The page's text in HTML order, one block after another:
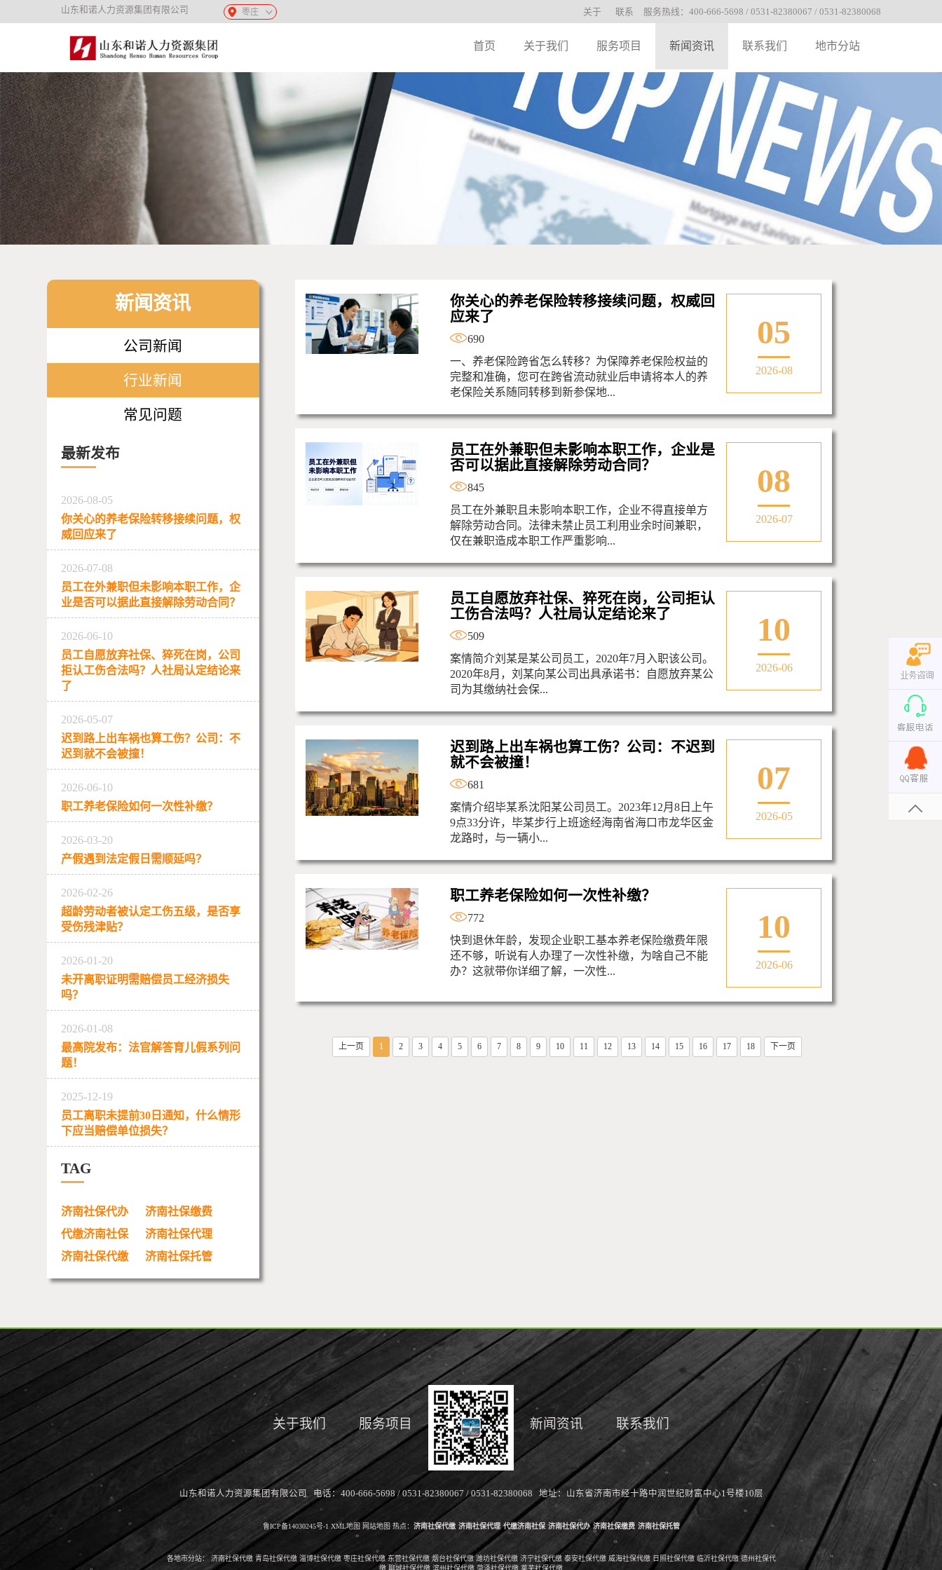
山东和诺人力资源集团有限公司 枣庄 关于 联系 服务热线：400-666-5698 / 0531-82380067 / 0531-82380068
首页 关于我们 服务项目 新闻资讯 联系我们 地市分站
新闻资讯
公司新闻
行业新闻
常见问题
最新发布
2026-08-05
你关心的养老保险转移接续问题，权
威回应来了
2026-07-08
员工在外兼职但未影响本职工作，企
业是否可以据此直接解除劳动合同？
2026-06-10
员工自愿放弃社保、猝死在岗，公司
拒认工伤合法吗？人社局认定结论来
了
2026-05-07
迟到路上出车祸也算工伤？公司：不
迟到就不会被撞！
2026-06-10
职工养老保险如何一次性补缴？
2026-03-20
产假遇到法定假日需顺延吗？
2026-02-26
超龄劳动者被认定工伤五级，是否享
受伤残津贴？
2026-01-20
未开离职证明需赔偿员工经济损失
吗？
2026-01-08
最高院发布：法官解答育儿假系列问
题！
2025-12-19
员工离职未提前30日通知，什么情形
下应当赔偿单位损失？
TAG
济南社保代办
济南社保缴费
代缴济南社保
济南社保代理
济南社保代缴
济南社保托管
你关心的养老保险转移接续问题，权威回
应来了
690
一、养老保险跨省怎么转移？为保障养老保险权益的
完整和准确，您可在跨省流动就业后申请将本人的养
老保险关系随同转移到新参保地...
05
2026-08
员工在外兼职但未影响本职工作，企业是
否可以据此直接解除劳动合同？
845
员工在外兼职且未影响本职工作，企业不得直接单方
解除劳动合同。法律未禁止员工利用业余时间兼职，
仅在兼职造成本职工作严重影响...
08
2026-07
员工自愿放弃社保、猝死在岗，公司拒认
工伤合法吗？人社局认定结论来了
509
案情简介刘某是某公司员工，2020年7月入职该公司。
2020年8月，刘某向某公司出具承诺书：自愿放弃某公
司为其缴纳社会保...
10
2026-06
迟到路上出车祸也算工伤？公司：不迟到
就不会被撞！
681
案情介绍毕某系沈阳某公司员工。2023年12月8日上午
9点33分许，毕某步行上班途经海南省海口市龙华区金
龙路时，与一辆小...
07
2026-05
职工养老保险如何一次性补缴？
772
快到退休年龄，发现企业职工基本养老保险缴费年限
还不够，听说有人办理了一次性补缴，为啥自己不能
办？这就带你详细了解，一次性...
10
2026-06
上一页 1 2 3 4 5 6 7 8 9 10 11 12 13 14 15 16 17 18 下一页
关于我们 服务项目 新闻资讯 联系我们
山东和诺人力资源集团有限公司 电话：400-666-5698 / 0531-82380067 / 0531-82380068 地址：山东省济南市经十路中润世纪财富中心1号楼10层
鲁ICP备14030245号-1 XML地图 网站地图 热点： 济南社保代缴 济南社保代理 代缴济南社保 济南社保代办 济南社保缴费 济南社保托管
各地市分站： 济南社保代缴 青岛社保代缴 淄博社保代缴 枣庄社保代缴 东营社保代缴 烟台社保代缴 潍坊社保代缴 济宁社保代缴 泰安社保代缴 威海社保代缴 日照社保代缴 临沂社保代缴 德州社保代
缴 聊城社保代缴 滨州社保代缴 菏泽社保代缴 莱芜社保代缴